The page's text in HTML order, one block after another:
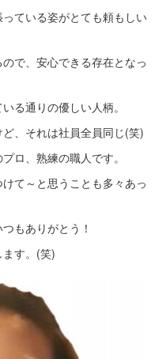
ている姿がとても頼もしい
で、安心できる存在となっ
る通りの優しい人柄。
、それは社員全員同じ(笑)
ロ、熟練の職人です。
て～と思うことも多々あっ
もありがとう！
す。(笑)